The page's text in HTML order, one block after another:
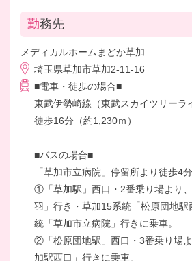
勤務先
メディカルホームまどか草加
埼玉県草加市草加2-11-16
■電車・徒歩の場合■
東武伊勢崎線（東武スカイツリーラ
徒歩16分（約1,230ｍ）
■バスの場合■
「草加市立病院」停留所より徒歩4
①「草加駅」西口・2番乗り場より
羽」行き・草加15系統「松原団地
統「草加市立病院」行きに乗車。
②「松原団地駅」西口・3番乗り場
加駅西口」行きに乗車。